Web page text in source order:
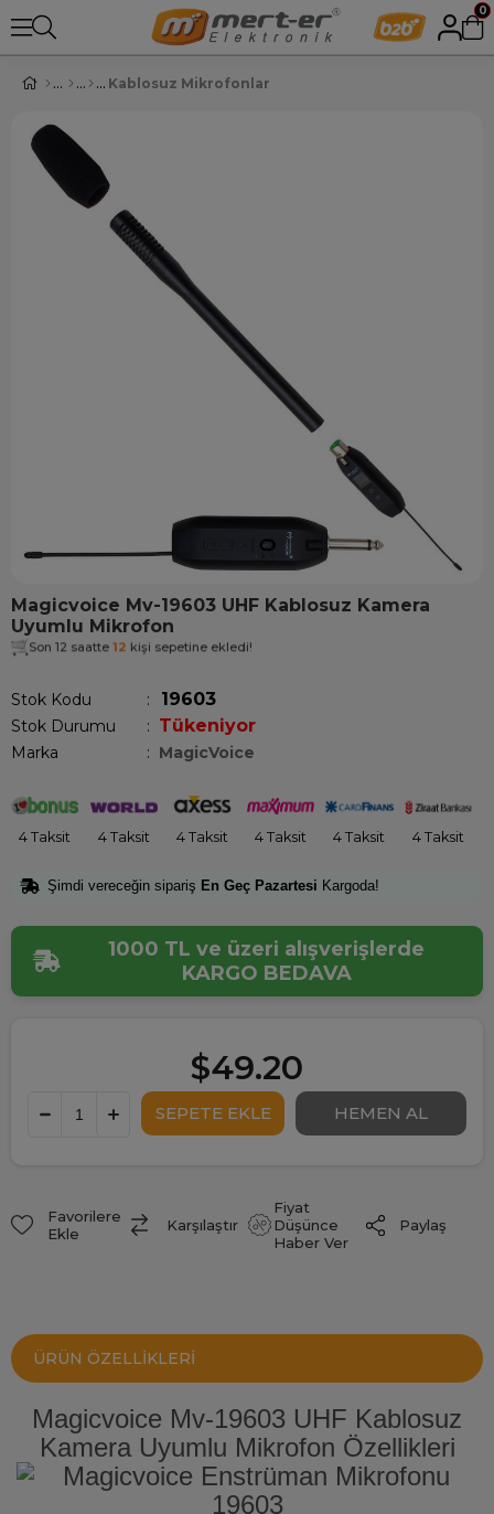
0
Kablosuz Mikrofonlar
Magicvoice Mv-19603 UHF Kablosuz Kamera
Uyumlu Mikrofon
Son 12 saatte 12 kişi sepetine ekledi!
Stok Kodu 19603
Stok Durumu : Tükeniyor
Marka : MagicVoice
4 Taksit 4 Taksit 4 Taksit 4 Taksit 4 Taksit 4 Taksit
Şimdi vereceğin sipariş En Geç Pazartesi Kargoda!
1000 TL ve üzeri alışverişlerde
KARGO BEDAVA
$49.20
Favorilere
Ekle
Karşılaştır
Fiyat
Düşünce
Haber Ver
Paylaş
ÜRÜN ÖZELLIKLERI
Magicvoice Mv-19603 UHF Kablosuz
Kamera Uyumlu Mikrofon Özellikleri